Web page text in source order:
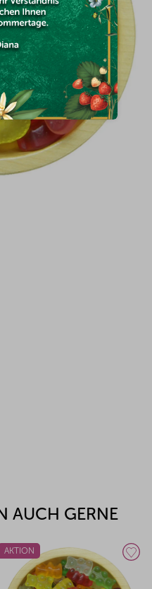
AUCH GERNE
AKTION